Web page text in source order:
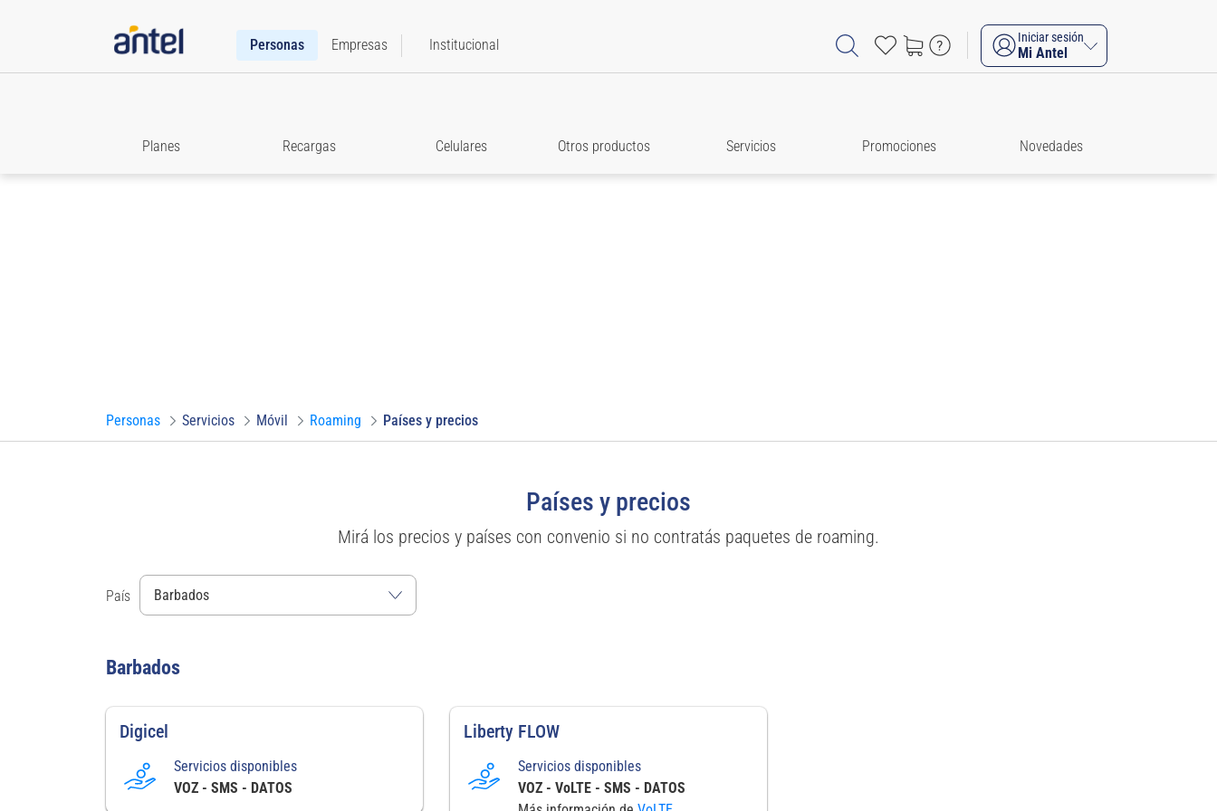
Personas Empresas Institucional Iniciar sesión
Mi Antel
Planes Recargas Celulares Otros productos Servicios Promociones Novedades
Personas Servicios Móvil Roaming Países y precios
Países y precios
Mirá los precios y países con convenio si no contratás paquetes de roaming.
País
Barbados
Digicel
Servicios disponibles
VOZ - SMS - DATOS
Liberty FLOW
Servicios disponibles
VOZ - VoLTE - SMS - DATOS